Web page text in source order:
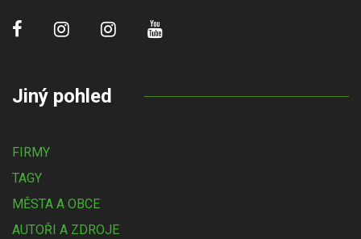
Jiný pohled
FIRMY
TAGY
MĚSTA A OBCE
AUTOŘI A ZDROJE